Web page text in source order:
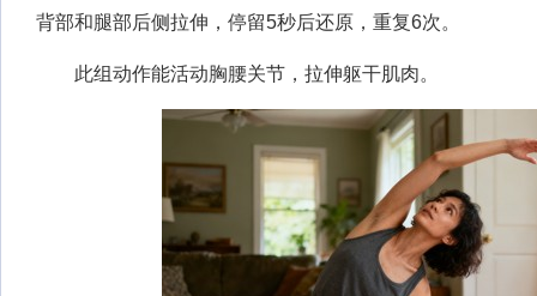
背部和腿部后侧拉伸，停留5秒后还原，重复6次。
此组动作能活动胸腰关节，拉伸躯干肌肉。